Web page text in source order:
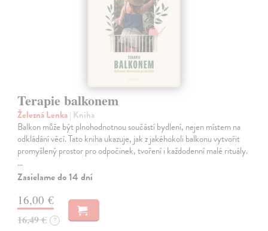
Terapie balkonem
Železná Lenka| Kniha
Balkon může být plnohodnotnou součástí bydlení, nejen místem na
odkládání věcí. Tato kniha ukazuje, jak z jakéhokoli balkonu vytvořit
promyšlený prostor pro odpočinek, tvoření i každodenní malé rituály.
…
Zasielame do 14 dní
16,00 €
16,49 € ?